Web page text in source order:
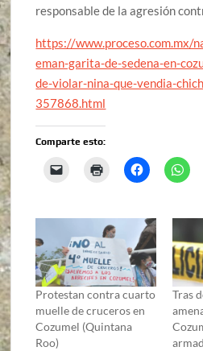
responsable de la agresión
https://
eman-garita-de-sedena-en-
de-violar-nina-que-vendia-
357868.html
Comparte esto:
Protestan contra cuarto
muelle de cruceros en
Cozumel (Quintana
Roo)
Tras